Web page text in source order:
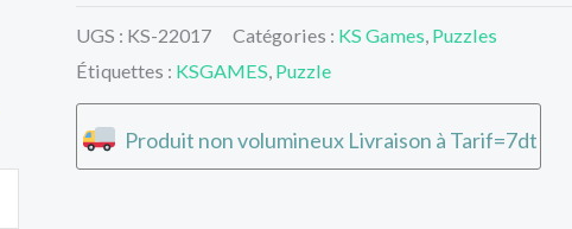
UGS : KS-22017 Catégories : KS Games Puzzles
Étiquettes : KSGAMES Puzzle
Produit non volumineux Livraison à Tarif=7dt